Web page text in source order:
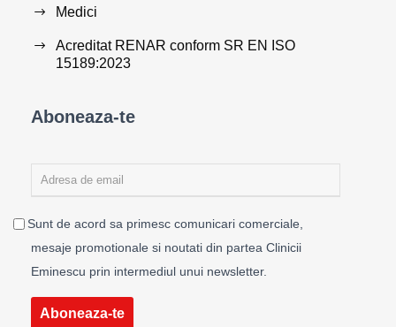
Medici
Acreditat RENAR conform SR EN ISO
15189:2023
Aboneaza-te
Sunt de acord sa primesc comunicari comerciale,
mesaje promotionale si noutati din partea Clinicii
Eminescu prin intermediul unui newsletter.
Aboneaza-te